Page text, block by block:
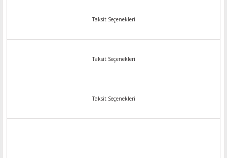
Taksit Seçenekleri
Taksit Seçenekleri
Taksit Seçenekleri